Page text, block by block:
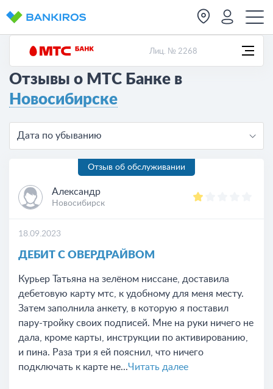
Лиц. № 2268
Отзывы о МТС Банке в
Новосибирске
Дата по убыванию
Отзыв об обслуживании
Александр
Новосибирск
18.09.2023
ДЕБИТ С ОВЕРДРАЙВОМ
Курьер Татьяна на зелёном ниссане, доставила
дебетовую карту мтс, к удобному для меня месту.
Затем заполнила анкету, в которую я поставил
пару-тройку своих подписей. Мне на руки ничего не
дала, кроме карты, инструкции по активированию,
и пина. Раза три я ей пояснил, что ничего
подключать к карте не...Читать далее